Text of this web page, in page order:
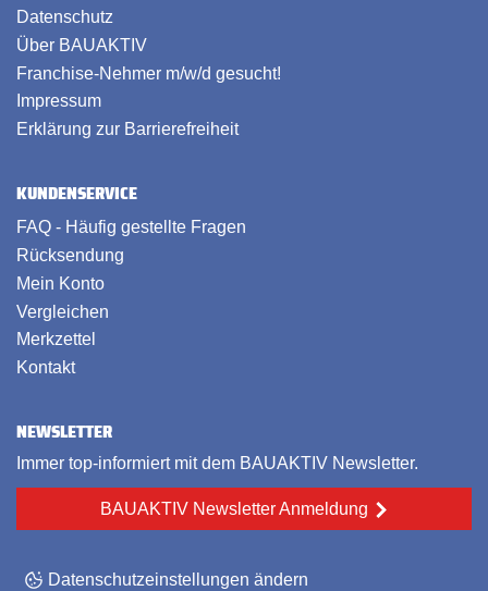
Datenschutz
Über BAUAKTIV
Franchise-Nehmer m/w/d gesucht!
Impressum
Erklärung zur Barrierefreiheit
KUNDENSERVICE
FAQ - Häufig gestellte Fragen
Rücksendung
Mein Konto
Vergleichen
Merkzettel
Kontakt
NEWSLETTER
Immer top-informiert mit dem BAUAKTIV Newsletter.
BAUAKTIV Newsletter Anmeldung
Datenschutzeinstellungen ändern